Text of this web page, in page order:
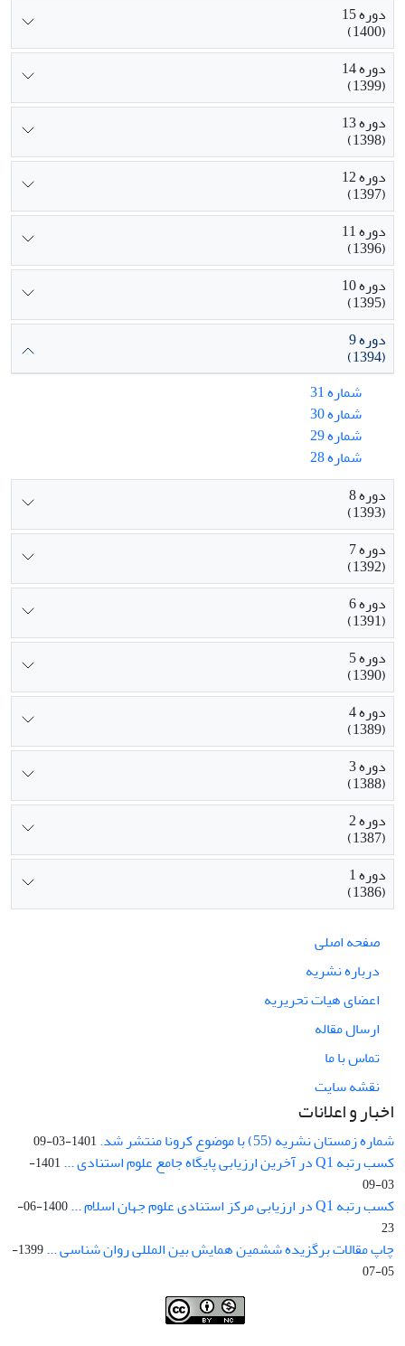
دوره 15
(1400)
دوره 14
(1399)
دوره 13
(1398)
دوره 12
(1397)
دوره 11
(1396)
دوره 10
(1395)
دوره 9
(1394)
شماره 31
شماره 30
شماره 29
شماره 28
دوره 8
(1393)
دوره 7
(1392)
دوره 6
(1391)
دوره 5
(1390)
دوره 4
(1389)
دوره 3
(1388)
دوره 2
(1387)
دوره 1
(1386)
صفحه اصلی
درباره نشریه
اعضای هیات تحریریه
ارسال مقاله
تماس با ما
نقشه سایت
اخبار و اعلانات
شماره زمستان نشریه (55) با موضوع کرونا منتشر شد. 1401-03-09
کسب رتبه Q1 در آخرین ارزیابی پایگاه جامع علوم استنادی ...
1401-
03-09
کسب رتبه Q1 در ارزیابی مرکز استنادی علوم جهان اسلام ...
1400-06-
23
چاپ مقالات برگزیده ششمین همایش بین المللی روان شناسی ...
1399-
05-07